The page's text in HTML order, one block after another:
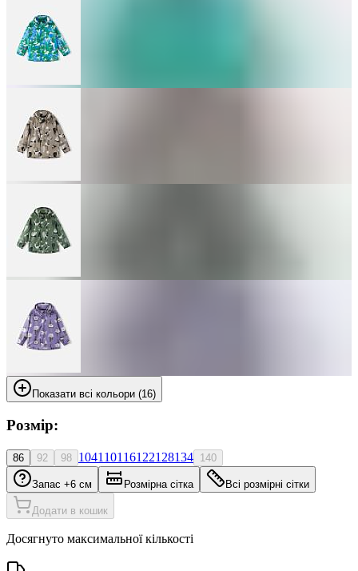
Показати всі кольори (16)
Розмір:
86 92 98 104110116122128134 140
Запас +6 см Розмірна сітка Всі розмірні сітки
Додати в кошик
Досягнуто максимальної кількості